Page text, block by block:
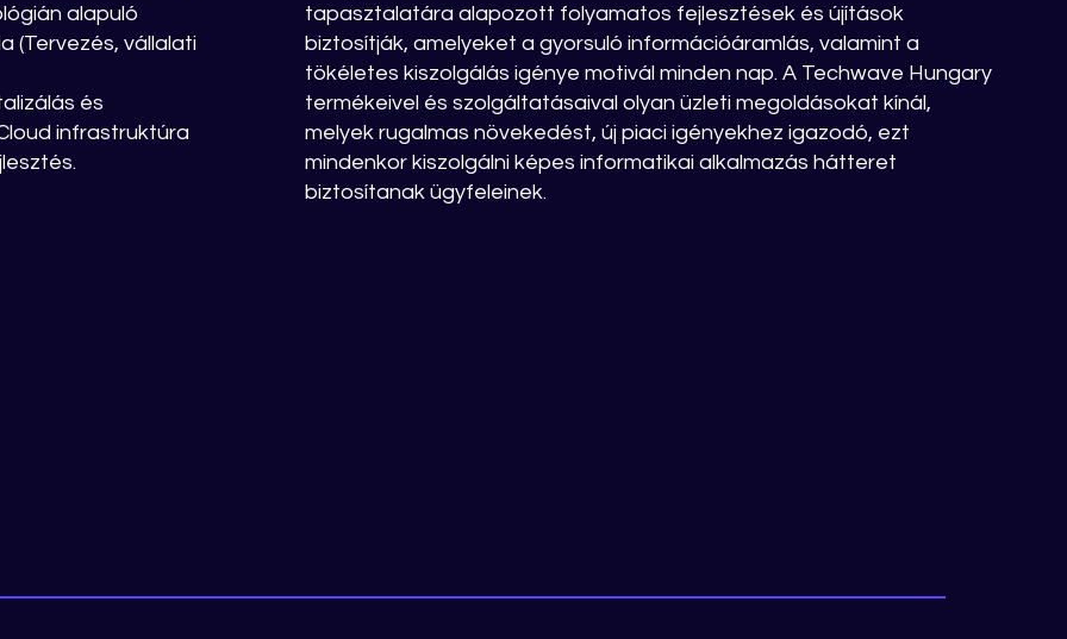
tapasztalatára alapozott folyamatos fejlesztések és újítások
biztosítják, amelyeket a gyorsuló információáramlás, valamint a
tökéletes kiszolgálás igénye motivál minden nap. A Techwave Hungary
termékeivel és szolgáltatásaival olyan üzleti megoldásokat kínál,
melyek rugalmas növekedést, új piaci igényekhez igazodó, ezt
mindenkor kiszolgálni képes informatikai alkalmazás hátteret
biztosítanak ügyfeleinek.
alapuló
(Tervezés, vállalati
és
infrastruktúra